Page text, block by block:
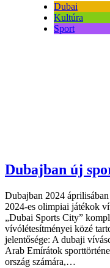
Dubai
Kultúra
Sport
Dubajban új
Dubajban 2024
2024-es olimpiai játékok
„Dubai Sports City”
vívólétesítményei közé
jelentősége: A dubaji
Arab Emírátok
ország számára,…